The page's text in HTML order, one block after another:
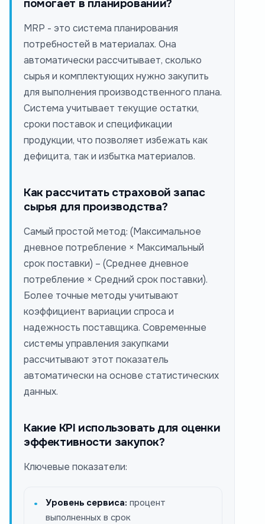
помогает в планировании?
MRP - это система планирования
потребностей в материалах. Она
автоматически рассчитывает, сколько
сырья и комплектующих нужно закупить
для выполнения производственного плана.
Система учитывает текущие остатки,
сроки поставок и спецификации
продукции, что позволяет избежать как
дефицита, так и избытка материалов.
Как рассчитать страховой запас
сырья для производства?
Самый простой метод: (Максимальное
дневное потребление × Максимальный
срок поставки) – (Среднее дневное
потребление × Средний срок поставки).
Более точные методы учитывают
коэффициент вариации спроса и
надежность поставщика. Современные
системы управления закупками
рассчитывают этот показатель
автоматически на основе статистических
данных.
Какие KPI использовать для оценки
эффективности закупок?
Ключевые показатели:
Уровень сервиса: процент
выполненных в срок